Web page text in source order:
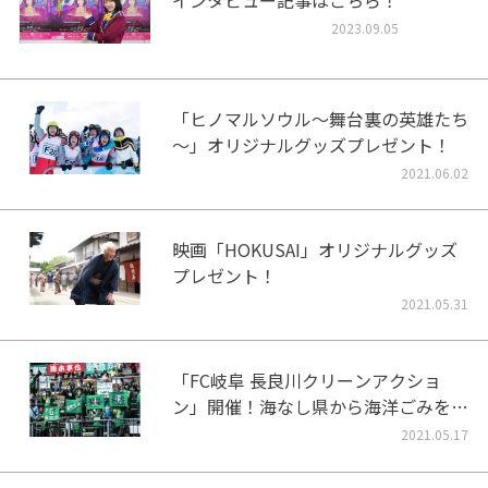
2023.09.05
「ヒノマルソウル～舞台裏の英雄たち
～」オリジナルグッズプレゼント！
2021.06.02
映画「HOKUSAI」オリジナルグッズ
プレゼント！
2021.05.31
「FC岐阜 長良川クリーンアクショ
ン」開催！海なし県から海洋ごみをな
2021.05.17